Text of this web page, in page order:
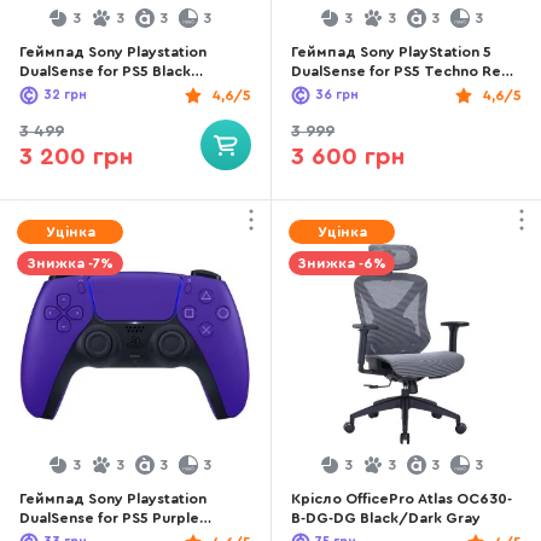
3 3 3 3
Геймпад Sony Playstation
DualSense for PS5 Black
(9827696 )
4,6/5
32 грн
3 499
3 200 грн
3 3 3 3
Геймпад Sony PlayStation 5
DualSense for PS5 Techno Red
(1000048516)
4,6/5
36 грн
3 999
3 600 грн
Уцінка
Знижка -7%
3 3 3 3
Геймпад Sony Playstation
DualSense for PS5 Purple
(9729297)
Уцінка
Знижка -6%
3 3 3 3
Крісло OfficePro Atlas OC630-
B-DG-DG Black/Dark Gray